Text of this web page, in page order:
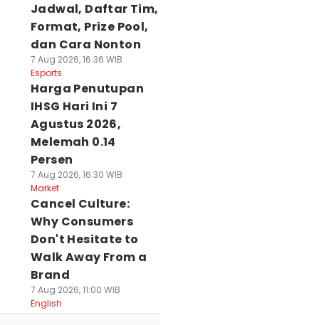
Jadwal, Daftar Tim,
Format, Prize Pool,
dan Cara Nonton
7 Aug 2026, 16:36 WIB
Esports
Harga Penutupan
IHSG Hari Ini 7
Agustus 2026,
Melemah 0.14
Persen
7 Aug 2026, 16:30 WIB
Market
Cancel Culture:
Why Consumers
Don't Hesitate to
Walk Away From a
Brand
7 Aug 2026, 11:00 WIB
English